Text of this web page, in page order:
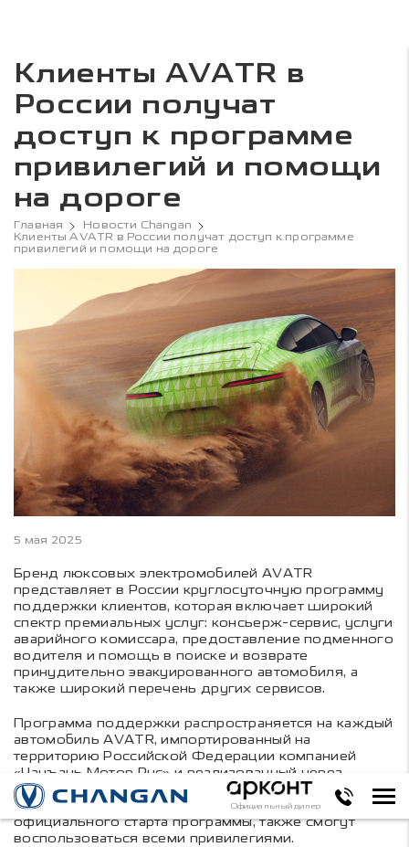
Официальный дилер
Клиенты AVATR в
России получат
доступ к программе
привилегий и помощи
на дороге
Главная
Новости Changan
Клиенты AVATR в России получат доступ к программе
привилегий и помощи на дороге
5 мая 2025
Бренд люксовых электромобилей AVATR
представляет в России круглосуточную программу
поддержки клиентов, которая включает широкий
спектр премиальных услуг: консьерж-сервис, услуги
аварийного комиссара, предоставление подменного
водителя и помощь в поиске и возврате
принудительно эвакуированного автомобиля, а
также широкий перечень других сервисов.
Программа поддержки распространяется на каждый
автомобиль AVATR, импортированный на
территорию Российской Федерации компанией
«Чанъань Мотор Рус» и реализованный через
уполномоченных дилеров компании. Это означает,
что клиенты, которые приобрели AVATR до
официального старта программы, также смогут
воспользоваться всеми привилегиями.